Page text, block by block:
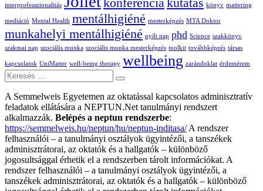
interprofesszionalitás könyv mattering
mediáció Mental Health mentálhigiéné mesterképzés MTA Doktor
munkahelyi mentálhigiéné nyílt nap phd Science szakkönyv
szakmai nap szociális munka szociális munka mesterképzés toolkit továbbképzés társas
kapcsolatok UniMatter well-being therapy wellbeing zarándoklat érdemérem
Keresés
A Semmelweis Egyetemen az oktatással kapcsolatos adminisztratív
feladatok ellátására a NEPTUN.Net tanulmányi rendszert
alkalmazzák. Belépés a neptun rendszerbe:
https://semmelweis.hu/neptun/hu/neptun-inditasa/A rendszer
felhasználói – a tanulmányi osztályok ügyintézői, a tanszékek
adminisztrátorai, az oktatók és a hallgatók – különböző
jogosultsággal érhetik el a rendszerben tárolt információkat. A
rendszer felhasználói – a tanulmányi osztályok ügyintézői, a
tanszékek adminisztrátorai, az oktatók és a hallgatók – különböző